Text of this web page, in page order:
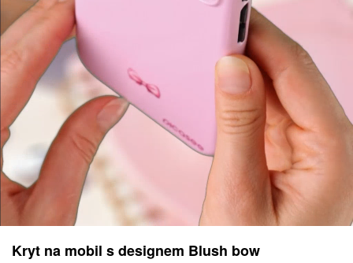
Kryt na mobil s designem Blush bow